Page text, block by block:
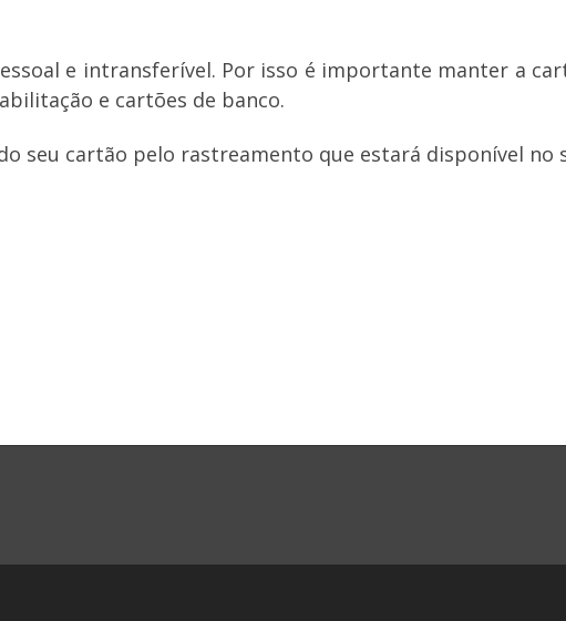
e intransferível. Por isso é importante manter a
e cartões de banco.
seu cartão pelo rastreamento que estará disponível no